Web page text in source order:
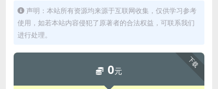
声明：本站所有资源均来源于互联网收集，仅供学习参考
使用，如若本站内容侵犯了原著者的合法权益，可联系我们
进行处理。
下载
0元